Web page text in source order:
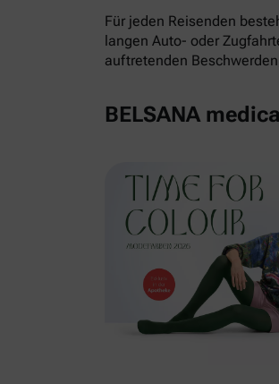
Für jeden Reisenden
langen Auto- oder
auftretenden
BELSANA